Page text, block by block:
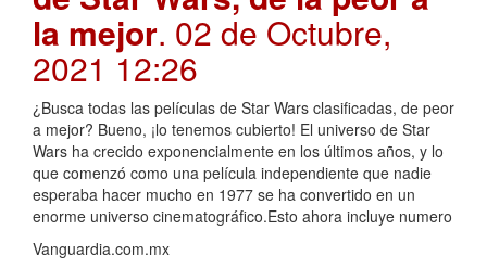
la mejor. 02 de Octubre,
2021 12:26
¿Busca todas las películas de Star Wars clasificadas, de peor
a mejor? Bueno, ¡lo tenemos cubierto! El universo de Star
Wars ha crecido exponencialmente en los últimos años, y lo
que comenzó como una película independiente que nadie
esperaba hacer mucho en 1977 se ha convertido en un
enorme universo cinematográfico.Esto ahora incluye numero
Vanguardia.com.mx